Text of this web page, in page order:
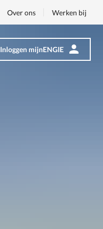
Zoeken
Over ons Werken bij
Inloggen mijnENGIE